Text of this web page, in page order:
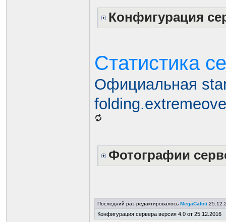
Конфигурация
Статистика
Официальная
Фотографии
Последний раз редактировалось MegaCalcii
Конфигурация сервера версия 4.0 от 25.12.2016